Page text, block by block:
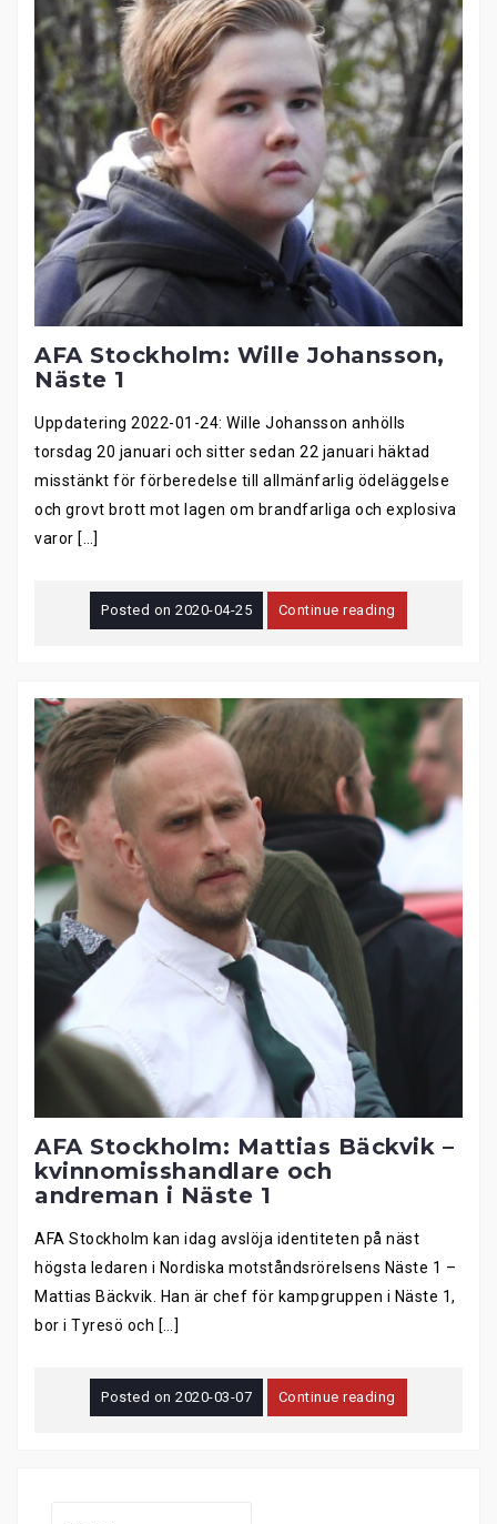
AFA Stockholm: Wille Johansson,
Näste 1
Uppdatering 2022-01-24: Wille Johansson anhölls
torsdag 20 januari och sitter sedan 22 januari häktad
misstänkt för förberedelse till allmänfarlig ödeläggelse
och grovt brott mot lagen om brandfarliga och explosiva
varor […]
Posted on2020-04-25 Continue reading
AFA Stockholm: Mattias Bäckvik –
kvinnomisshandlare och
andreman i Näste 1
AFA Stockholm kan idag avslöja identiteten på näst
högsta ledaren i Nordiska motståndsrörelsens Näste 1 –
Mattias Bäckvik. Han är chef för kampgruppen i Näste 1,
bor i Tyresö och […]
Posted on2020-03-07 Continue reading